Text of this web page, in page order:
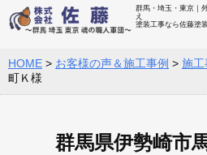
群馬・埼玉・東京｜
え
塗装工事なら佐藤塗
HOME > お客様の声＆施工事例 > 施工
町Ｋ様
群馬県伊勢崎市